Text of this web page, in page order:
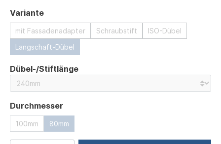
Varianteauswählen
mit Fassadenadapter Schraubstift
ISO-Dübel
Langschaft-Dübel
Dübel-/Stiftlängeauswählen
Durchmesserauswählen
100mm 80mm